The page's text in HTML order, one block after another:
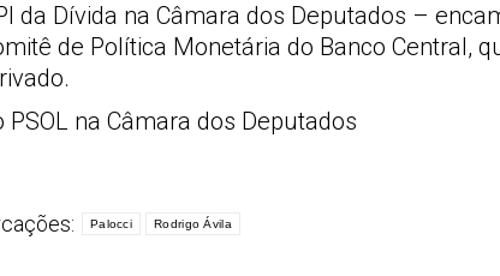
da Dívida na Câmara dos Deputados –
de Política Monetária do Banco Central,
na Câmara dos Deputados
Palocci Rodrigo Ávila